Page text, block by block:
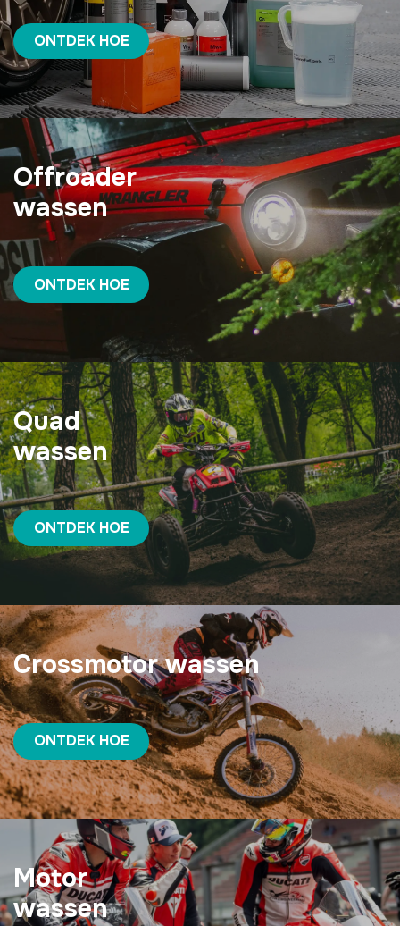
ONTDEK HOE
Offroader
wassen
ONTDEK HOE
Quad
wassen
ONTDEK HOE
Crossmotor wassen
ONTDEK HOE
Motor
wassen